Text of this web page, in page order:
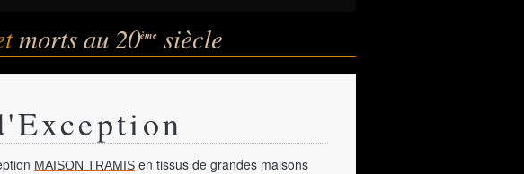
morts au 20ème siècle
MAISON TRAMIS en tissus de grandes maisons